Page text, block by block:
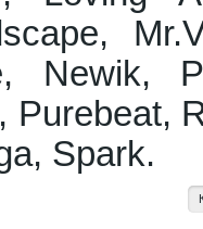
Newik,
Purebeat,
Spark.